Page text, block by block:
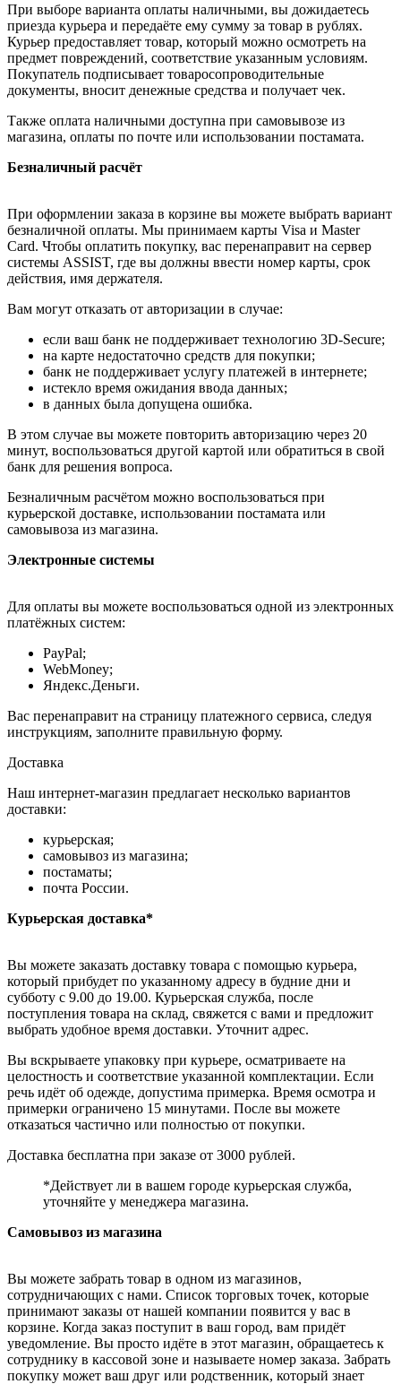
При выборе варианта оплаты наличными, вы дожидаетесь
приезда курьера и передаёте ему сумму за товар в рублях.
Курьер предоставляет товар, который можно осмотреть на
предмет повреждений, соответствие указанным условиям.
Покупатель подписывает товаросопроводительные
документы, вносит денежные средства и получает чек.
Также оплата наличными доступна при самовывозе из
магазина, оплаты по почте или использовании постамата.
Безналичный расчёт
При оформлении заказа в корзине вы можете выбрать вариант
безналичной оплаты. Мы принимаем карты Visa и Master
Card. Чтобы оплатить покупку, вас перенаправит на сервер
системы ASSIST, где вы должны ввести номер карты, срок
действия, имя держателя.
Вам могут отказать от авторизации в случае:
если ваш банк не поддерживает технологию 3D-Secure;
на карте недостаточно средств для покупки;
банк не поддерживает услугу платежей в интернете;
истекло время ожидания ввода данных;
в данных была допущена ошибка.
В этом случае вы можете повторить авторизацию через 20
минут, воспользоваться другой картой или обратиться в свой
банк для решения вопроса.
Безналичным расчётом можно воспользоваться при
курьерской доставке, использовании постамата или
самовывоза из магазина.
Электронные системы
Для оплаты вы можете воспользоваться одной из электронных
платёжных систем:
PayPal;
WebMoney;
Яндекс.Деньги.
Вас перенаправит на страницу платежного сервиса, следуя
инструкциям, заполните правильную форму.
Доставка
Наш интернет-магазин предлагает несколько вариантов
доставки:
курьерская;
самовывоз из магазина;
постаматы;
почта России.
Курьерская доставка*
Вы можете заказать доставку товара с помощью курьера,
который прибудет по указанному адресу в будние дни и
субботу с 9.00 до 19.00. Курьерская служба, после
поступления товара на склад, свяжется с вами и предложит
выбрать удобное время доставки. Уточнит адрес.
Вы вскрываете упаковку при курьере, осматриваете на
целостность и соответствие указанной комплектации. Если
речь идёт об одежде, допустима примерка. Время осмотра и
примерки ограничено 15 минутами. После вы можете
отказаться частично или полностью от покупки.
Доставка бесплатна при заказе от 3000 рублей.
*Действует ли в вашем городе курьерская служба,
уточняйте у менеджера магазина.
Самовывоз из магазина
Вы можете забрать товар в одном из магазинов,
сотрудничающих с нами. Список торговых точек, которые
принимают заказы от нашей компании появится у вас в
корзине. Когда заказ поступит в ваш город, вам придёт
уведомление. Вы просто идёте в этот магазин, обращаетесь к
сотруднику в кассовой зоне и называете номер заказа. Забрать
покупку может ваш друг или родственник, который знает